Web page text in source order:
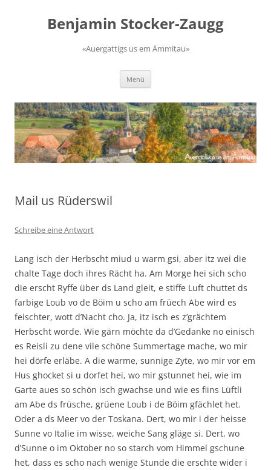
springenBenjamin Stocker-Zaugg
«Auergattigs us em Ämmitau»
Menü
Mail us Rüderswil
Schreibe eine Antwort
Lang isch der Herbscht miud u warm gsi, aber itz wei die
chalte Tage doch ihres Rächt ha. Am Morge hei sich scho
die erscht Ryffe über ds Land gleit, e stiffe Luft chuttet ds
farbige Loub vo de Böim u scho am früech Abe wird es
feischter, wott d’Nacht cho. Ja, itz isch es z’grächtem
Herbscht worde. Wie gärn möchte da d’Gedanke no einisch
es Reisli zu dene vile schöne Summertage mache, wo mir
hei dörfe erläbe. A die warme, sunnige Zyte, wo mir vor em
Hus ghocket si u dorfet hei, wo mir gstunnet hei, wie im
Garte aues so schön isch gwachse und wie es fiins Lüftli
am Abe ds früsche, grüene Loub i de Böim gfächlet het.
Oder a ds Meer vo der Toskana. Dert, wo mir i der heisse
Sunne vo Italie im wisse, weiche Sang gläge si. Dert, wo
d’Sunne o im Oktober no so starch vom Himmel gschune
het, dass es scho nach wenige Stunde die erschte wider i